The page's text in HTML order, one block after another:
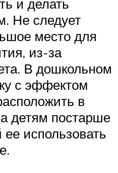
и делать
Не следует
место для
из-за
В дошкольном
с эффектом
в
детям постарше
ее использовать